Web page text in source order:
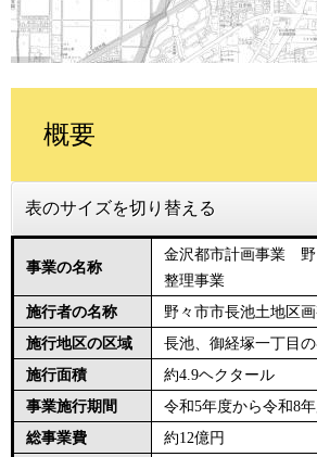
概要
表のサイズを切り替える
事業の名称
金沢都市計画事業 野
整理事業
施行者の名称
野々市市長池土地区
施行地区の区域
長池、御経塚一丁目
施行面積
約4.9ヘクタール
事業施行期間
令和5年度から令和8
総事業費
約12億円